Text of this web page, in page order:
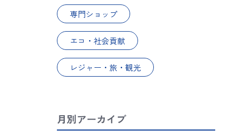
専門ショップ
エコ・社会貢献
レジャー・旅・観光
月別アーカイブ